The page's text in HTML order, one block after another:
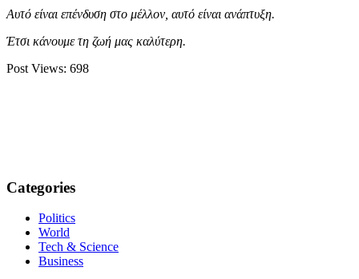
Αυτό είναι επένδυση στο μέλλον, αυτό είναι ανάπτυξη.
Έτσι κάνουμε τη ζωή μας καλύτερη.
Post Views: 698
Categories
Politics
World
Tech & Science
Business